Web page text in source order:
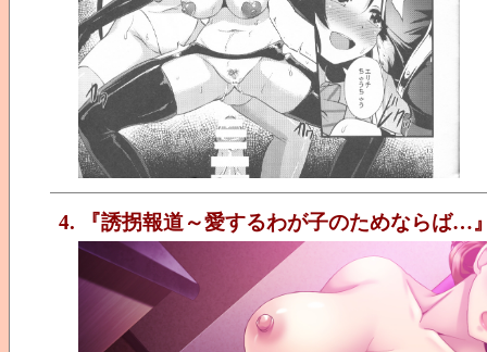
4. 『誘拐報道～愛するわが子のためならば…